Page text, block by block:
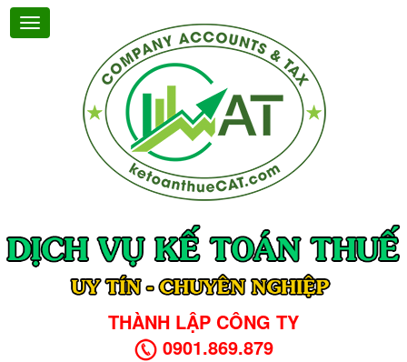
THÀNH LẬP CÔNG TY
0901.869.879